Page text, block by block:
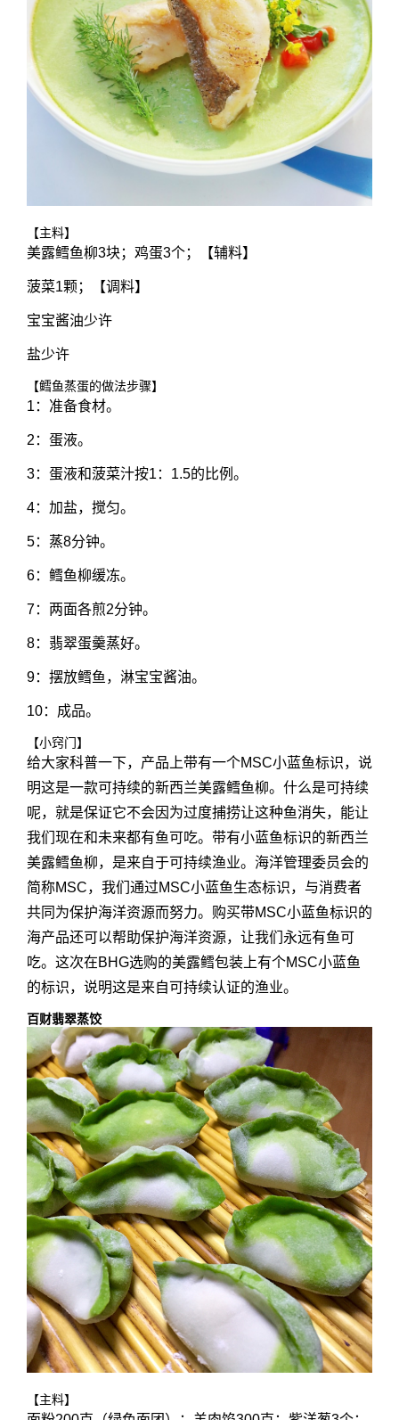
【主料】
美露鳕鱼柳3块；鸡蛋3个；【辅料】
菠菜1颗；【调料】
宝宝酱油少许
盐少许
【鳕鱼蒸蛋的做法步骤】
1：准备食材。
2：蛋液。
3：蛋液和菠菜汁按1：1.5的比例。
4：加盐，搅匀。
5：蒸8分钟。
6：鳕鱼柳缓冻。
7：两面各煎2分钟。
8：翡翠蛋羹蒸好。
9：摆放鳕鱼，淋宝宝酱油。
10：成品。
【小窍门】
给大家科普一下，产品上带有一个MSC小蓝鱼标识，说
明这是一款可持续的新西兰美露鳕鱼柳。什么是可持续
呢，就是保证它不会因为过度捕捞让这种鱼消失，能让
我们现在和未来都有鱼可吃。带有小蓝鱼标识的新西兰
美露鳕鱼柳，是来自于可持续渔业。海洋管理委员会的
简称MSC，我们通过MSC小蓝鱼生态标识，与消费者
共同为保护海洋资源而努力。购买带MSC小蓝鱼标识的
海产品还可以帮助保护海洋资源，让我们永远有鱼可
吃。这次在BHG选购的美露鳕包装上有个MSC小蓝鱼
的标识，说明这是来自可持续认证的渔业。
百财翡翠蒸饺
【主料】